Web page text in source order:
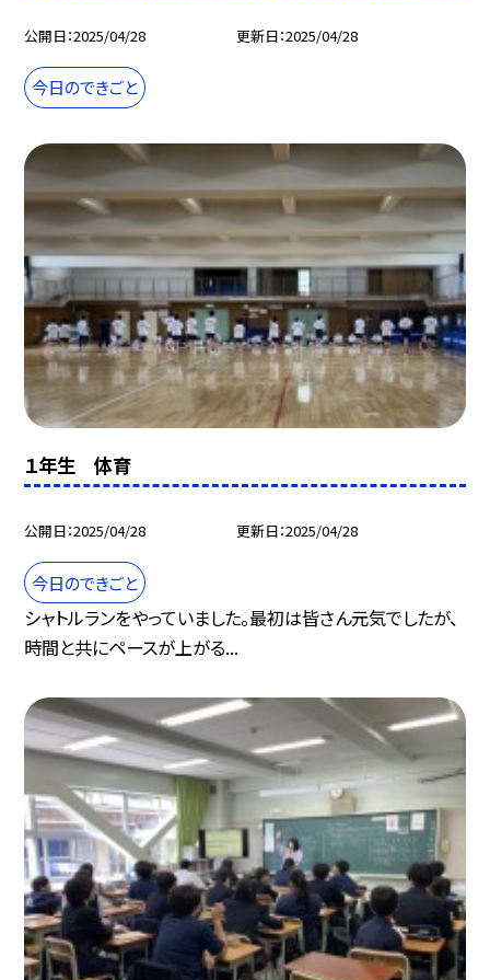
公開日 2025/04/28 更新日 2025/04/28
今日のできごと
１年生 体育
公開日 2025/04/28 更新日 2025/04/28
今日のできごと
シャトルランをやっていました。最初は皆さん元気でしたが、
時間と共にペースが上がる...